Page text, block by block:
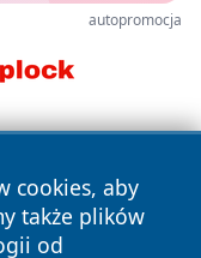
autopromocja
cookies, aby
także plików
od